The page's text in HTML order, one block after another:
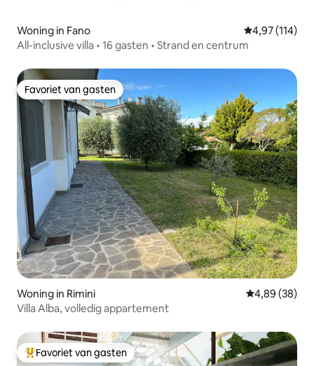
Woning in Fano Gemiddelde
4,97 (114)
All-inclusive villa • 16 gasten • Strand en centrum
Favoriet van gasten
Favoriet van gasten
Woning in Rimini Gemiddelde
4,89 (38)
Villa Alba, volledig appartement
Topfavoriet van gasten
Favoriet van gasten